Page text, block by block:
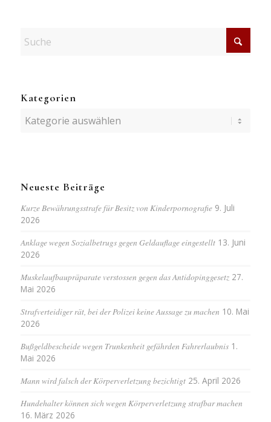
Kategorien
Kategorien
Neueste Beiträge
Kurze Bewährungsstrafe für Besitz von Kinderpornografie 9. Juli
2026
Anklage wegen Sozialbetrugs gegen Geldauflage eingestellt 13. Juni
2026
Muskelaufbaupräparate verstossen gegen das Antidopinggesetz 27.
Mai 2026
Strafverteidiger rät, bei der Polizei keine Aussage zu machen 10. Mai
2026
Bußgeldbescheide wegen Trunkenheit gefährden Fahrerlaubnis 1.
Mai 2026
Mann wird falsch der Körperverletzung bezichtigt 25. April 2026
Hundehalter können sich wegen Körperverletzung strafbar machen
16. März 2026